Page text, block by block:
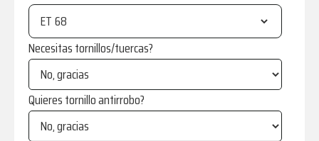
ET
Necesitas tornillos/tuercas?
Quieres tornillo antirrobo?